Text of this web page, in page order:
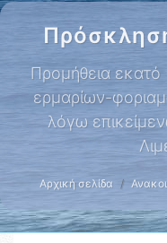
Προμήθεια εκατό
ερμαρίων-
λόγω
Αρχική σελίδα